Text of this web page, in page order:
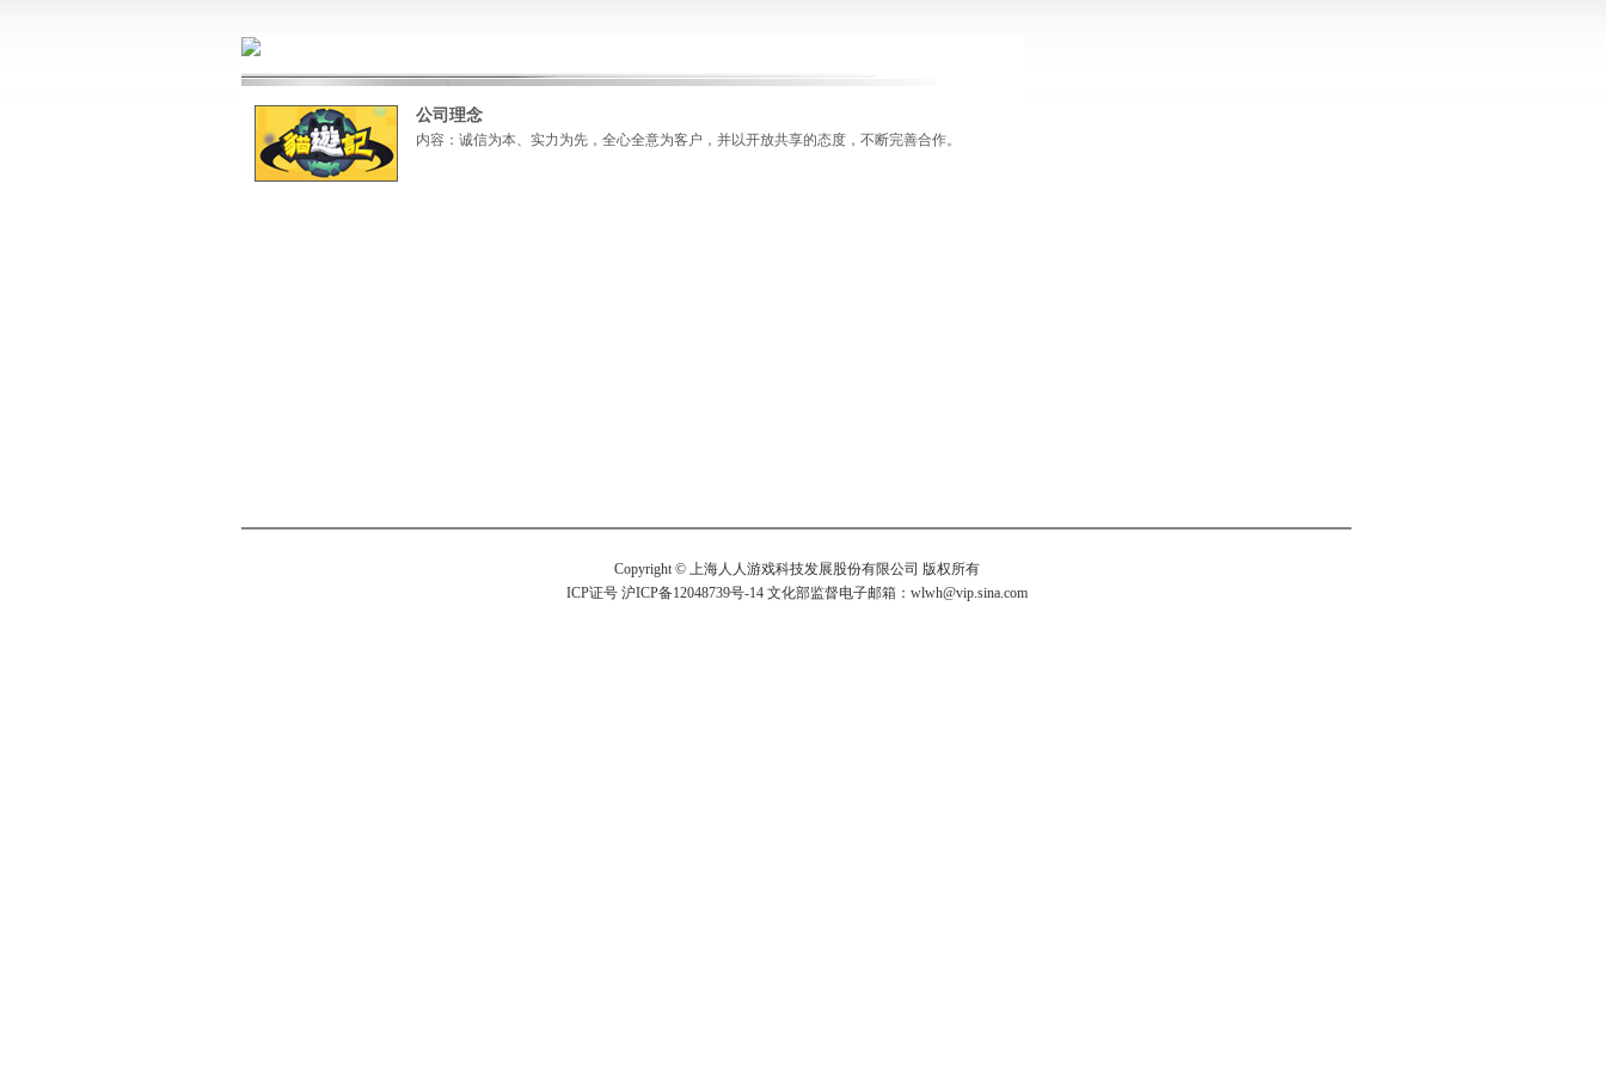
公司理念
内容：诚信为本、实力为先，全心全意为客户，并以开放共享的态度，不断完善合作。
Copyright © 上海人人游戏科技发展股份有限公司 版权所有
ICP证号 沪ICP备12048739号-14文化部监督电子邮箱：wlwh@vip.sina.com